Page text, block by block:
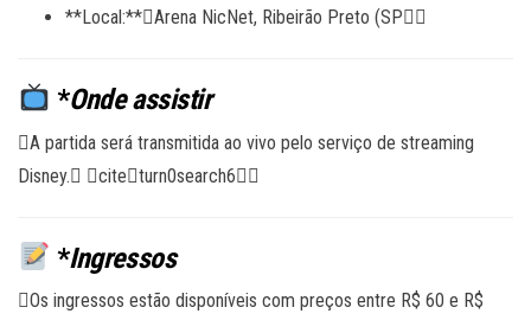
**Local:**Arena NicNet, Ribeirão Preto (SP
*Onde assistir
A partida será transmitida ao vivo pelo serviço de streaming
Disney. citeturn0search6
*Ingressos
Os ingressos estão disponíveis com preços entre R$ 60 e R$